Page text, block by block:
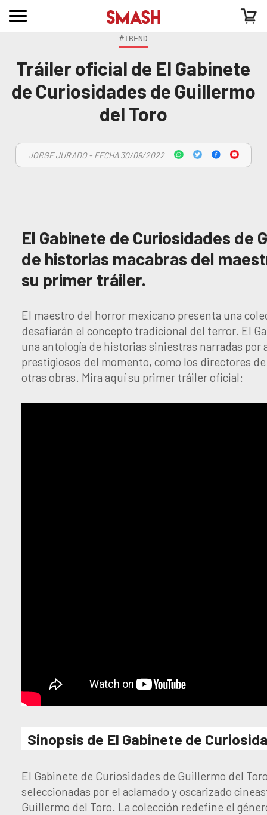
#TREND
Tráiler oficial de El Gabinete
de Curiosidades de Guillermo
del Toro
JORGE JURADO - FECHA 30/09/2022
El Gabinete de Curiosidades de
de historias macabras del
su primer tráiler.
El maestro del horror mexicano presenta una
desafiarán el concepto tradicional del terror. El
una antología de historias siniestras narradas
prestigiosos del momento, como los directores
otras obras. Mira aquí su primer tráiler oficial:
Sinopsis de El Gabinete de
El Gabinete de Curiosidades de Guillermo del
seleccionadas por el aclamado y oscarizado
Guillermo del Toro. La colección redefine el